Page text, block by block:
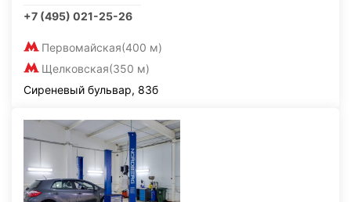
+7 (495) 021-25-26
Первомайская(400 м)
Щелковская(350 м)
Сиреневый бульвар, 83б